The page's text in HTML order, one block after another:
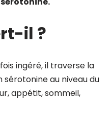
il ?
ingéré, il traverse la
au niveau du
appétit, sommeil,